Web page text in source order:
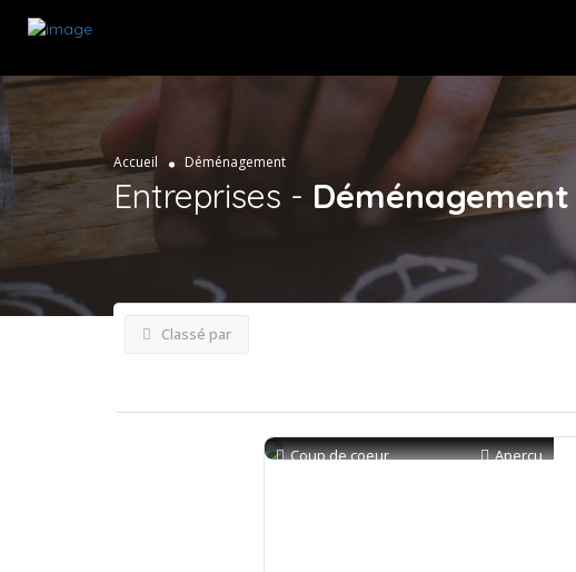
Accueil Déménagement
Entreprises - Déménagement
Classé par
Coup de coeur Aperçu